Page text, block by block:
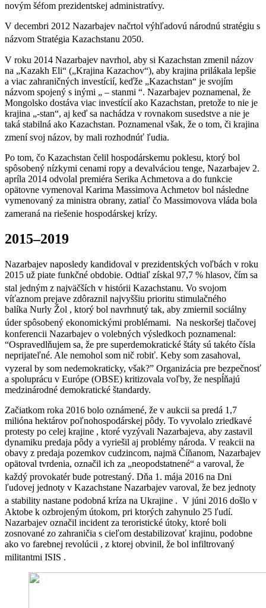
novým šéfom prezidentskej administratívy.
V decembri 2012 Nazarbajev načrtol výhľadovú národnú stratégiu s
názvom Stratégia Kazachstanu 2050.
V roku 2014 Nazarbajev navrhol, aby si Kazachstan zmenil názov
na „Kazakh Eli“ („Krajina Kazachov“), aby krajina prilákala lepšie
a viac zahraničných investícií, keďže „Kazachstan“ je svojím
názvom spojený s inými „ – stanmi “. Nazarbajev poznamenal, že
Mongolsko dostáva viac investícií ako Kazachstan, pretože to nie je
krajina „-stan“, aj keď sa nachádza v rovnakom susedstve a nie je
taká stabilná ako Kazachstan. Poznamenal však, že o tom, či krajina
zmení svoj názov, by mali rozhodnúť ľudia.
Po tom, čo Kazachstan čelil hospodárskemu poklesu, ktorý bol
spôsobený nízkymi cenami ropy a devalváciou tenge, Nazarbajev 2.
apríla 2014 odvolal premiéra Serika Achmetova a do funkcie
opätovne vymenoval Karima Massimova Achmetov bol následne
vymenovaný za ministra obrany, zatiaľ čo Massimovova vláda bola
zameraná na riešenie hospodárskej krízy.
2015–2019
Nazarbajev naposledy kandidoval v prezidentských voľbách v roku
2015 už piate funkčné obdobie. Odtiaľ získal 97,7 % hlasov, čím sa
stal jedným z najväčších v histórii Kazachstanu. Vo svojom
víťaznom prejave zdôraznil najvyššiu prioritu stimulačného
balíka Nurly Žol , ktorý bol navrhnutý tak, aby zmiernil sociálny
úder spôsobený ekonomickými problémami. Na neskoršej tlačovej
konferencii Nazarbajev o volebných výsledkoch poznamenal:
“Ospravedlňujem sa, že pre superdemokratické štáty sú takéto čísla
neprijateľné. Ale nemohol som nič robiť. Keby som zasahoval,
vyzeral by som nedemokraticky, však?” Organizácia pre bezpečnosť
a spoluprácu v Európe (OBSE) kritizovala voľby, že nespĺňajú
medzinárodné demokratické štandardy.
Začiatkom roka 2016 bolo oznámené, že v aukcii sa predá 1,7
milióna hektárov poľnohospodárskej pôdy. To vyvolalo zriedkavé
protesty po celej krajine , ktoré vyzývali Nazarbajeva, aby zastavil
dynamiku predaja pôdy a vyriešil aj problémy národa. V reakcii na
obavy z predaja pozemkov cudzincom, najmä Číňanom, Nazarbajev
opätoval tvrdenia, označil ich za „neopodstatnené“ a varoval, že
každý provokatér bude potrestaný. Dňa 1. mája 2016 na Dni
ľudovej jednoty v Kazachstane Nazarbajev varoval, že bez jednoty
a stability nastane podobná kríza na Ukrajine . V júni 2016 došlo v
Aktobe k ozbrojeným útokom, pri ktorých zahynulo 25 ľudí.
Nazarbajev označil incident za teroristické útoky, ktoré boli
zosnované zo zahraničia s cieľom destabilizovať krajinu, podobne
ako vo farebnej revolúcii , z ktorej obvinil, že bol infiltrovaný
militantmi ISIS .